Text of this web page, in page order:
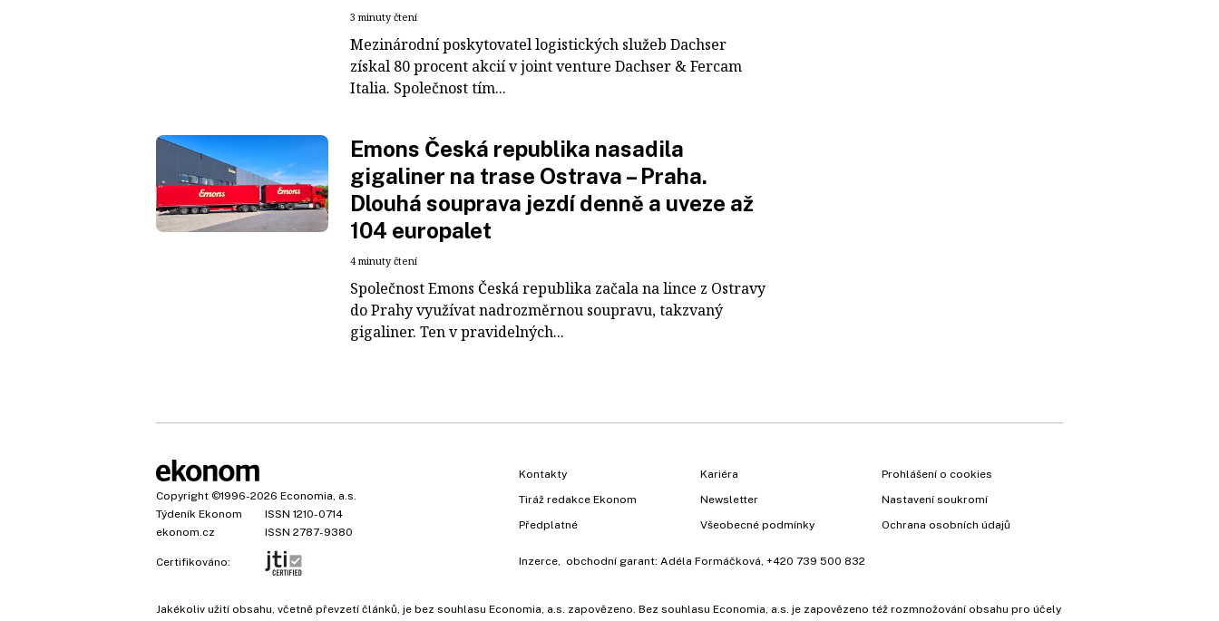
3 minuty čtení
Mezinárodní poskytovatel logistických služeb Dachser
získal 80 procent akcií v joint venture Dachser & Fercam
Italia. Společnost tím...
Emons Česká republika nasadila
gigaliner na trase Ostrava – Praha.
Dlouhá souprava jezdí denně a uveze až
104 europalet
4 minuty čtení
Společnost Emons Česká republika začala na lince z Ostravy
do Prahy využívat nadrozměrnou soupravu, takzvaný
gigaliner. Ten v pravidelných...
Copyright ©1996-2026 Economia, a.s.
Týdeník Ekonom
ISSN 1210-0714
ekonom.cz
ISSN 2787-9380
Certifikováno:
Kontakty
Tiráž redakce Ekonom
Předplatné
Kariéra
Newsletter
Všeobecné podmínky
Prohlášení o cookies
Nastavení soukromí
Ochrana osobních údajů
Inzerce, obchodní garant: Adéla Formáčková, +420 739 500 832
Jakékoliv užití obsahu, včetně převzetí článků, je bez souhlasu Economia, a.s. zapovězeno. Bez souhlasu Economia, a.s. je zapovězeno též rozmnožování obsahu pro účely